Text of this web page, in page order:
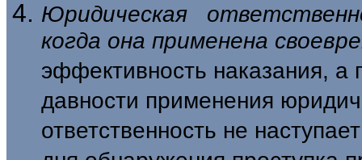
Юридическая
когда она применена
эффектив­ность наказания, а
давности при­менения
ответственность не